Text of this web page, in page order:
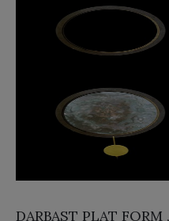
DARBAST PLAT